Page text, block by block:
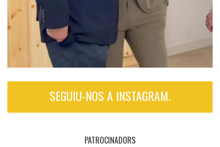
SEGUIU-NOS A INSTAGRAM.
PATROCINADORS